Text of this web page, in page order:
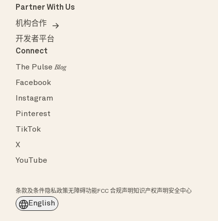
Partner With Us
机构合作
开发者平台
Connect
The PulseBlog
Facebook
Instagram
Pinterest
TikTok
X
YouTube
条款及条件隐私政策无障碍功能FCC 合规声明知识产权声明安全中心
English